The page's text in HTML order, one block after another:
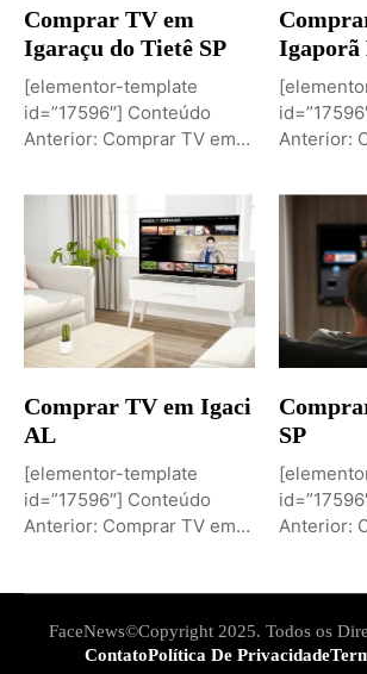
Comprar TV em
Igaraçu do Tietê SP
[elementor-template
id=”17596″] Conteúdo
Anterior: Comprar TV em
Conteúdo: Sobremesa de...
Igaporã
Anterior:
Comprar
Comprar TV em Igaci
AL
[elementor-template
id=”17596″] Conteúdo
Anterior: Comprar TV em
SP
Anterior:
FaceNews©Copyright 2025. Todos os
ContatoPolítica De Privacidade